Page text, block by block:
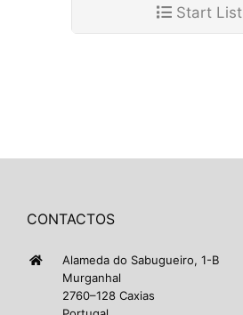
Start List
CONTACTOS
Alameda do Sabugueiro, 1-B
Murganhal
2760–128 Caxias